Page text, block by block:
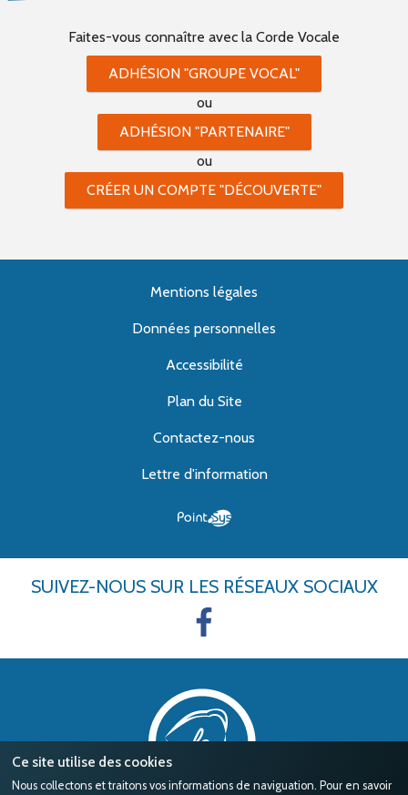
Ce site utilise des cookies
Nous collectons et traitons vos informations de naviguation. Pour en savoir
Faites-vous connaître avec la Corde Vocale
ADHÉSION "GROUPE VOCAL"
ou
ADHÉSION "PARTENAIRE"
ou
CRÉER UN COMPTE "DÉCOUVERTE"
Mentions légales
Données personnelles
Accessibilité
Plan du Site
Contactez-nous
Lettre d'information
SUIVEZ-NOUS SUR LES RÉSEAUX SOCIAUX